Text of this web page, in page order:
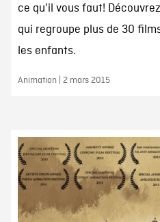
ce qu'il vous faut!
qui regroupe plus de 30
les enfants.
Animation | 2 mars 2015